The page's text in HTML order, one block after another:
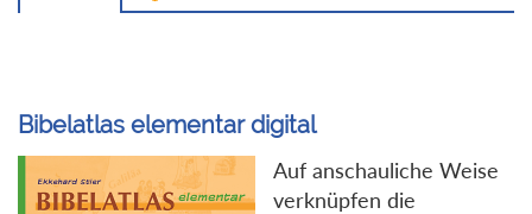
Bibelatlas elementar digital
Auf anschauliche Weise
verknüpfen die